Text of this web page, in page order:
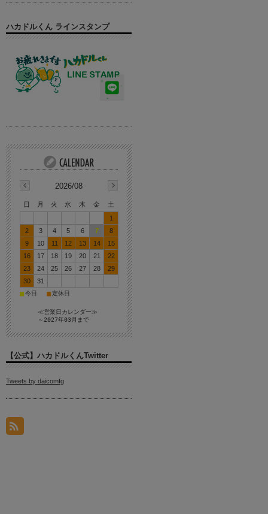
ハカドルくん ラインスタンプ
2026/08
日 月 火 水 木 金
土
1
2
3 4 5 6 7
8
9
10 11 12 13 14
15
16
17 18 19 20 21
22
23
24 25 26 27 28
29
30
31
■今日 ■ 定休日
≪営業日カレンダー≫
～2027年03月まで
【公式】ハカドルくんTwitter
Tweets by daicomfg